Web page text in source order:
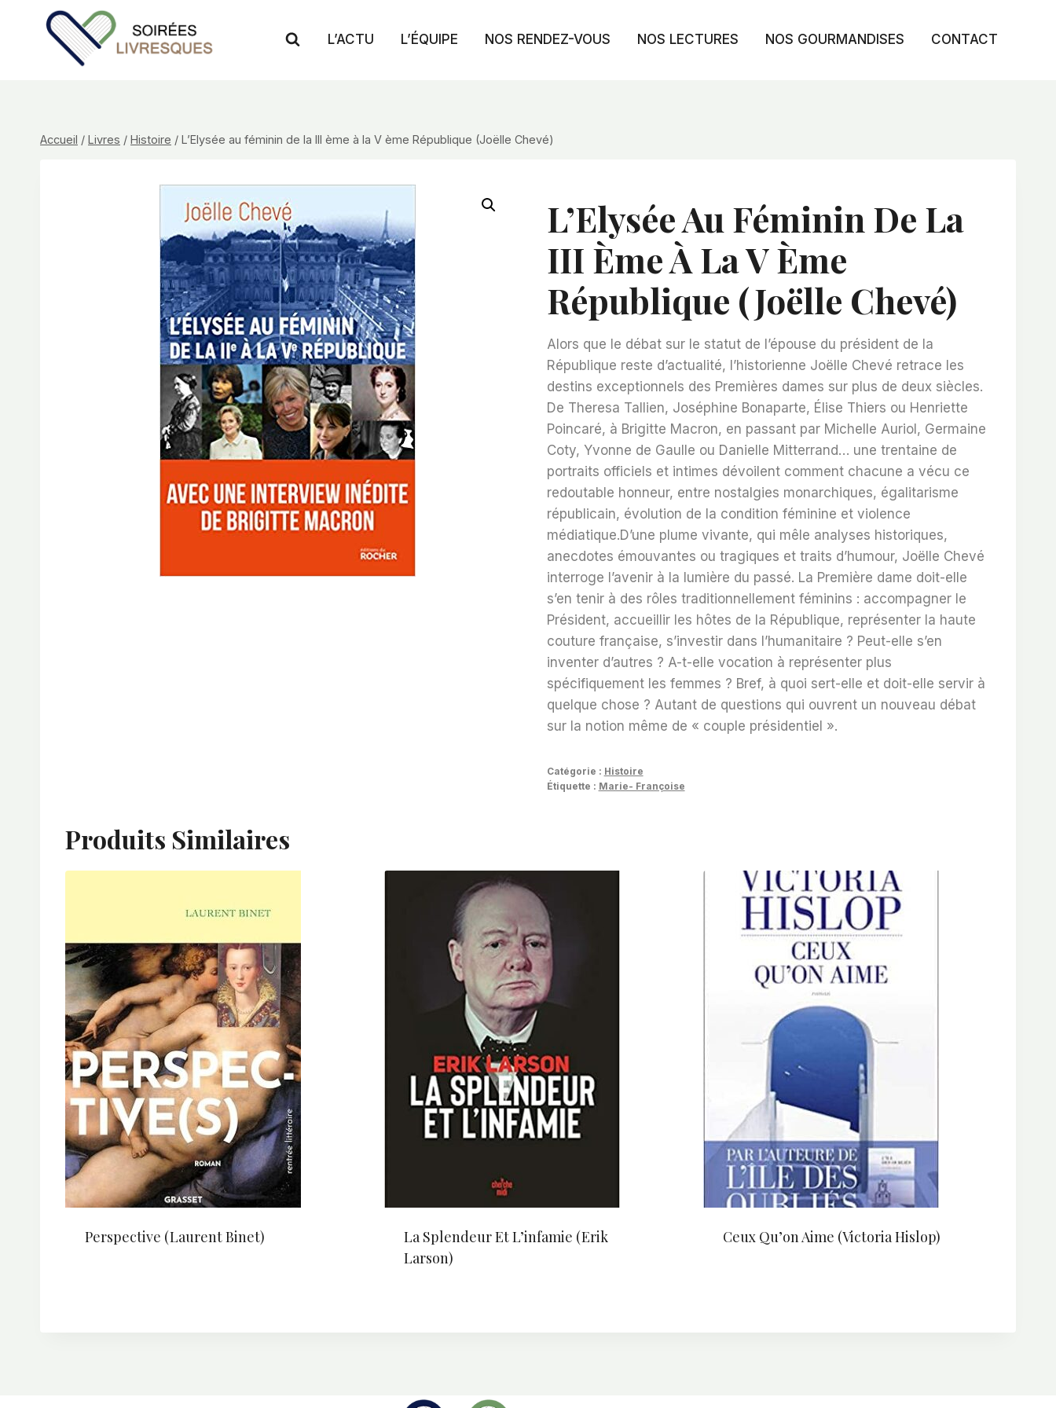
L’ACTU L’ÉQUIPE NOS RENDEZ-VOUS NOS LECTURES NOS GOURMANDISES CONTACT
Accueil / Livres / Histoire / L’Elysée au féminin de la III ème à la V ème République (Joëlle Chevé)
L’Elysée Au Féminin De La
III Ème À La V Ème
République (Joëlle Chevé)
Alors que le débat sur le statut de l’épouse du président de la
République reste d’actualité, l’historienne Joëlle Chevé retrace les
destins exceptionnels des Premières dames sur plus de deux siècles.
De Theresa Tallien, Joséphine Bonaparte, Élise Thiers ou Henriette
Poincaré, à Brigitte Macron, en passant par Michelle Auriol, Germaine
Coty, Yvonne de Gaulle ou Danielle Mitterrand… une trentaine de
portraits officiels et intimes dévoilent comment chacune a vécu ce
redoutable honneur, entre nostalgies monarchiques, égalitarisme
républicain, évolution de la condition féminine et violence
médiatique.D’une plume vivante, qui mêle analyses historiques,
anecdotes émouvantes ou tragiques et traits d’humour, Joëlle Chevé
interroge l’avenir à la lumière du passé. La Première dame doit-elle
s’en tenir à des rôles traditionnellement féminins : accompagner le
Président, accueillir les hôtes de la République, représenter la haute
couture française, s’investir dans l’humanitaire ? Peut-elle s’en
inventer d’autres ? A-t-elle vocation à représenter plus
spécifiquement les femmes ? Bref, à quoi sert-elle et doit-elle servir à
quelque chose ? Autant de questions qui ouvrent un nouveau débat
sur la notion même de « couple présidentiel ».
Catégorie : Histoire
Étiquette : Marie- Françoise
Produits Similaires
Perspective (Laurent Binet)
La Splendeur Et L’infamie (Erik
Larson)
Ceux Qu’on Aime (Victoria Hislop)